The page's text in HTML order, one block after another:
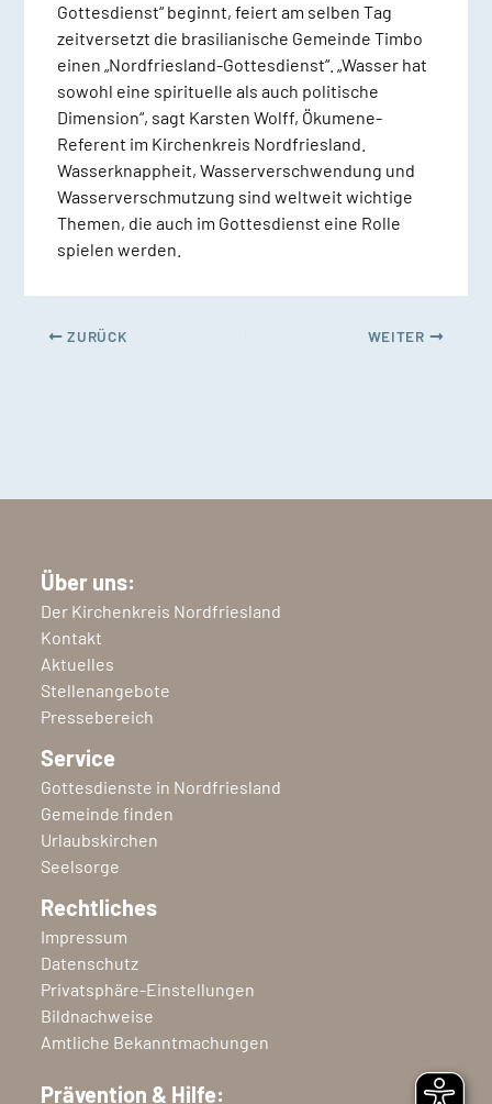
Gottesdienst“ beginnt, feiert am selben Tag
zeitversetzt die brasilianische Gemeinde Timbo
einen „Nordfriesland-Gottesdienst“. „Wasser hat
sowohl eine spirituelle als auch politische
Dimension“, sagt Karsten Wolff, Ökumene-
Referent im Kirchenkreis Nordfriesland.
Wasserknappheit, Wasserverschwendung und
Wasserverschmutzung sind weltweit wichtige
Themen, die auch im Gottesdienst eine Rolle
spielen werden.
ZURÜCK WEITER
Über uns:
Der Kirchenkreis Nordfriesland
Kontakt
Aktuelles
Stellenangebote
Pressebereich
Service
Gottesdienste in Nordfriesland
Gemeinde finden
Urlaubskirchen
Seelsorge
Rechtliches
Impressum
Datenschutz
Privatsphäre-Einstellungen
Bildnachweise
Amtliche Bekanntmachungen
Prävention & Hilfe: